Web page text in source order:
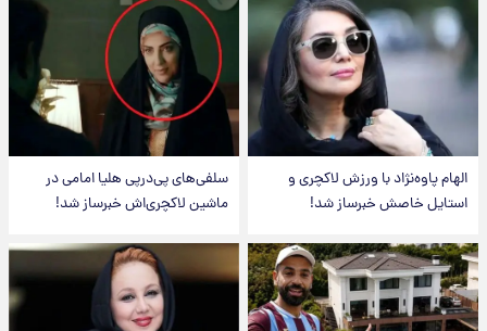
الهام پاوه‌نژاد با ورزش لاکچری و
استایل خاصش خبرساز شد!
سلفی‌های پی‌درپی هلیا امامی در
ماشین لاکچری‌اش خبرساز شد!